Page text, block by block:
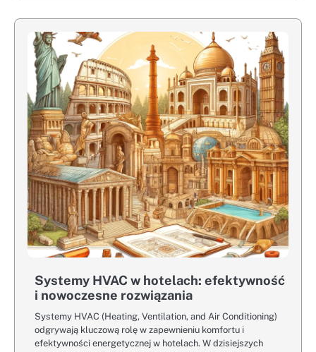
Systemy HVAC w hotelach: efektywność
i nowoczesne rozwiązania
Systemy HVAC (Heating, Ventilation, and Air Conditioning)
odgrywają kluczową rolę w zapewnieniu komfortu i
efektywności energetycznej w hotelach. W dzisiejszych